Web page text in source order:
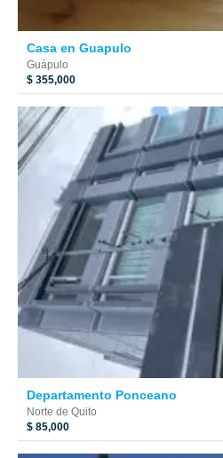
Casa en Guapulo
Guápulo
$ 355,000
Departamento Ponceano
Norte de Quito
$ 85,000